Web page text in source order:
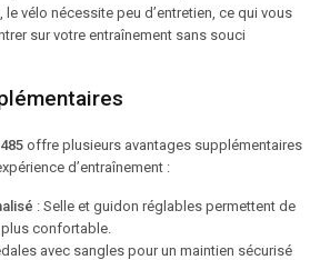
le vélo nécessite peu d’entretien, ce qui vous
sur votre entraînement sans souci
offre plusieurs avantages supplémentaires
d’entraînement :
: Selle et guidon réglables permettent de
confortable.
avec sangles pour un maintien sécurisé